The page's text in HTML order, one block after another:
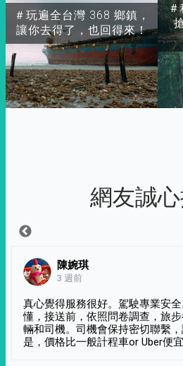
＃玩遍全台灣 368 鄉鎮，
讓你去得了，也回得來！
＃
網友誠
陳婉琪
3 週前
真心覺得服務很好。駕駛專業安
懂，接送前，依照問卷調查，旅
輛和司機。司機會保持密切聯繫
是，價格比一般計程車or Uber便